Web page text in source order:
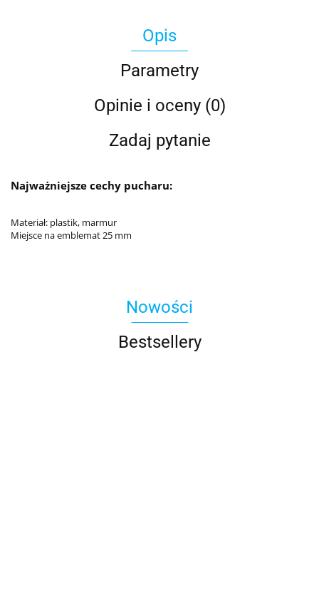
Opis
Parametry
Opinie i oceny (0)
Zadaj pytanie
Najważniejsze cechy pucharu:
Materiał: plastik, marmur
Miejsce na emblemat 25 mm
Nowości
Bestsellery